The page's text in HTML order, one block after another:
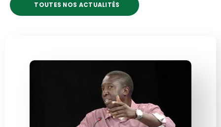
TOUTES NOS ACTUALITÉS